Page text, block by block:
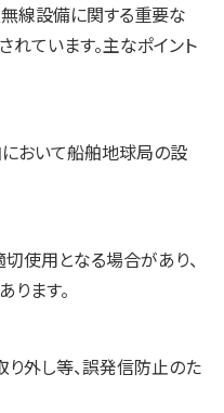
線設備に関する重要な
ています。主なポイント
おいて船舶地球局の設
使用となる場合があり、
ます。
外し等、誤発信防止のた